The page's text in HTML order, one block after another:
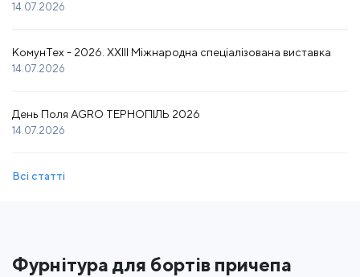
14.07.2026
КомунТех - 2026. XXIII Міжнародна спеціалізована виставка
14.07.2026
День Поля AGRO ТЕРНОПІЛЬ 2026
14.07.2026
Всі статті
Фурнітура для бортів причепа